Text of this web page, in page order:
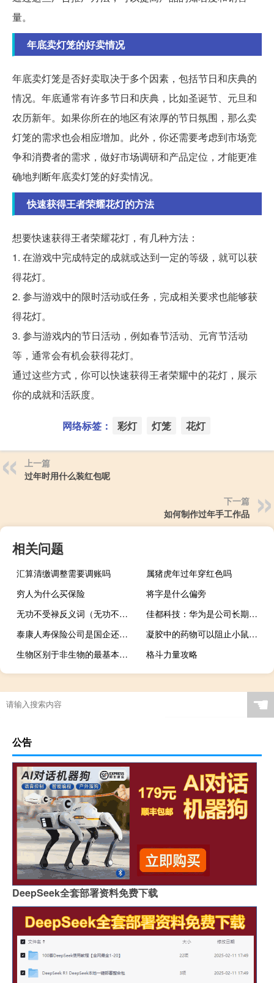
量。
年底卖灯笼的好卖情况
年底卖灯笼是否好卖取决于多个因素，包括节日和庆典的
情况。年底通常有许多节日和庆典，比如圣诞节、元旦和
农历新年。如果你所在的地区有浓厚的节日氛围，那么卖
灯笼的需求也会相应增加。此外，你还需要考虑到市场竞
争和消费者的需求，做好市场调研和产品定位，才能更准
确地判断年底卖灯笼的好卖情况。
快速获得王者荣耀花灯的方法
想要快速获得王者荣耀花灯，有几种方法：
1. 在游戏中完成特定的成就或达到一定的等级，就可以获
得花灯。
2. 参与游戏中的限时活动或任务，完成相关要求也能够获
得花灯。
3. 参与游戏内的节日活动，例如春节活动、元宵节活动
等，通常会有机会获得花灯。
通过这些方式，你可以快速获得王者荣耀中的花灯，展示
你的成就和活跃度。
网络标签： 彩灯 灯笼 花灯
上一篇
过年时用什么装红包呢
下一篇
如何制作过年手工作品
相关问题
汇算清缴调整需要调账吗
属猪虎年过年穿红色吗
穷人为什么买保险
将字是什么偏旁
无功不受禄反义词（无功不受禄）
佳都科技：华为是公司长期战略合作伙伴
泰康人寿保险公司是国企还是私企
凝胶中的药物可以阻止小鼠的脑肿瘤
生物区别于非生物的最基本的特征是
格斗力量攻略
☚
公告
DeepSeek全套部署资料免费下载